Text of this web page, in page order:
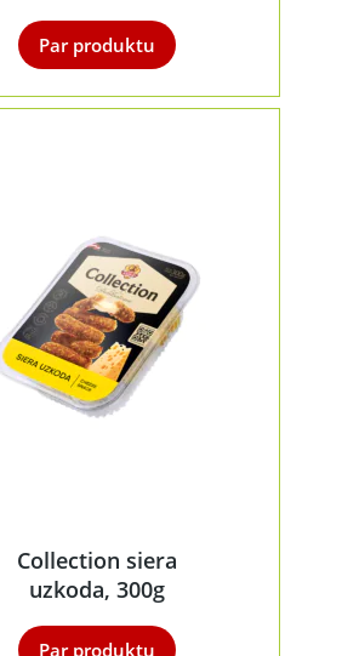
Par produktu
Collection siera
uzkoda, 300g
Par produktu